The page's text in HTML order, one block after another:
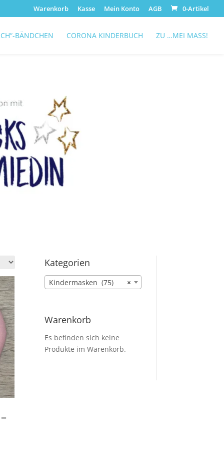
Warenkorb Kasse Mein Konto AGB 0-Artikel
BÄNDCHEN CORONA KINDERBUCH ZU …MEI MASS!
Kategorien
×
Kindermasken (75)
Warenkorb
Es befinden sich keine
Produkte im Warenkorb.